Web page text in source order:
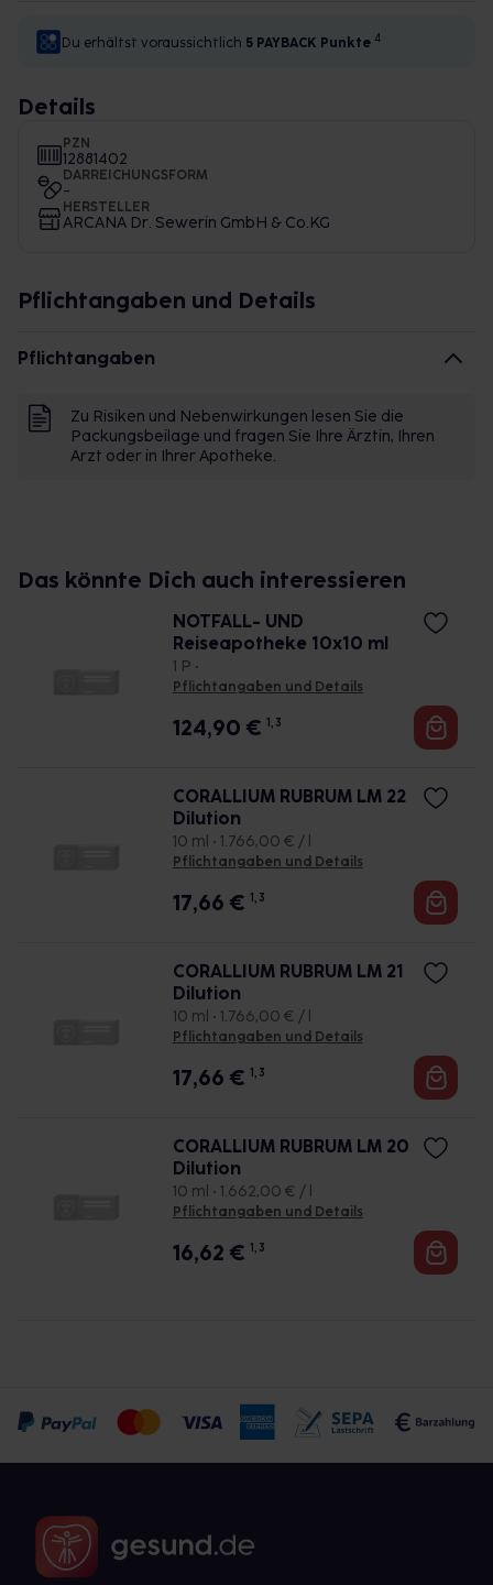
Du erhältst voraussichtlich 5 PAYBACK Punkte 4
Details
PZN
12881402
DARREICHUNGSFORM
-
HERSTELLER
ARCANA Dr. Sewerin GmbH & Co.KG
Pflichtangaben und Details
Pflichtangaben
Zu Risiken und Nebenwirkungen lesen Sie die
Packungsbeilage und fragen Sie Ihre Ärztin, Ihren
Arzt oder in Ihrer Apotheke.
Das könnte Dich auch interessieren
NOTFALL- UND
Reiseapotheke 10x10 ml
1 P •
Pflichtangaben und Details
124,90 € 1, 3
CORALLIUM RUBRUM LM 22
Dilution
10 ml • 1.766,00 € / l
Pflichtangaben und Details
17,66 € 1, 3
CORALLIUM RUBRUM LM 21
Dilution
10 ml • 1.766,00 € / l
Pflichtangaben und Details
17,66 € 1, 3
CORALLIUM RUBRUM LM 20
Dilution
10 ml • 1.662,00 € / l
Pflichtangaben und Details
16,62 € 1, 3